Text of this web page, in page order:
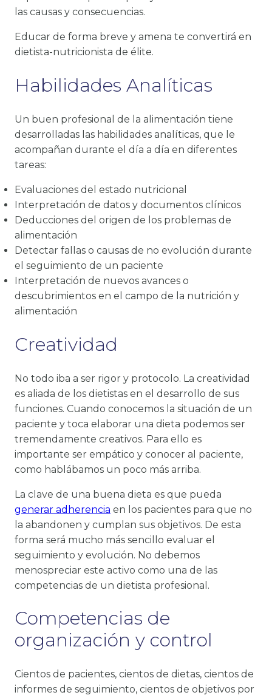
las causas y consecuencias.
Educar de forma breve y amena te convertirá en
dietista-nutricionista de élite.
Habilidades Analíticas
Un buen profesional de la alimentación tiene
desarrolladas las habilidades analíticas, que le
acompañan durante el día a día en diferentes
tareas:
Evaluaciones del estado nutricional
Interpretación de datos y documentos clínicos
Deducciones del origen de los problemas de
alimentación
Detectar fallas o causas de no evolución durante
el seguimiento de un paciente
Interpretación de nuevos avances o
descubrimientos en el campo de la nutrición y
alimentación
Creatividad
No todo iba a ser rigor y protocolo. La creatividad
es aliada de los dietistas en el desarrollo de sus
funciones. Cuando conocemos la situación de un
paciente y toca elaborar una dieta podemos ser
tremendamente creativos. Para ello es
importante ser empático y conocer al paciente,
como hablábamos un poco más arriba.
La clave de una buena dieta es que pueda
generar adherencia en los pacientes para que no
la abandonen y cumplan sus objetivos. De esta
forma será mucho más sencillo evaluar el
seguimiento y evolución. No debemos
menospreciar este activo como una de las
competencias de un dietista profesional.
Competencias de
organización y control
Cientos de pacientes, cientos de dietas, cientos de
informes de seguimiento, cientos de objetivos por